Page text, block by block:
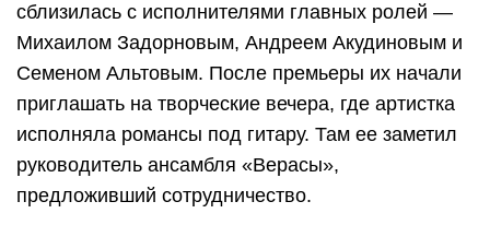
сблизилась с исполнителями главных ролей —
Михаилом Задорновым, Андреем Акудиновым и
Семеном Альтовым. После премьеры их начали
приглашать на творческие вечера, где артистка
исполняла романсы под гитару. Там ее заметил
руководитель ансамбля «Верасы»,
предложивший сотрудничество.